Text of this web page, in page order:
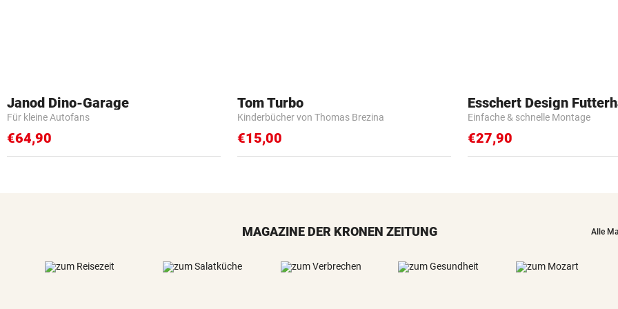
Janod Dino-Garage
Für kleine Autofans
€64,90
Tom Turbo
Kinderbücher von Thomas Brezina
€15,00
Esschert Design
Einfache & schnelle Montage
€27,90
MAGAZINE DER KRONEN ZEITUNG Alle